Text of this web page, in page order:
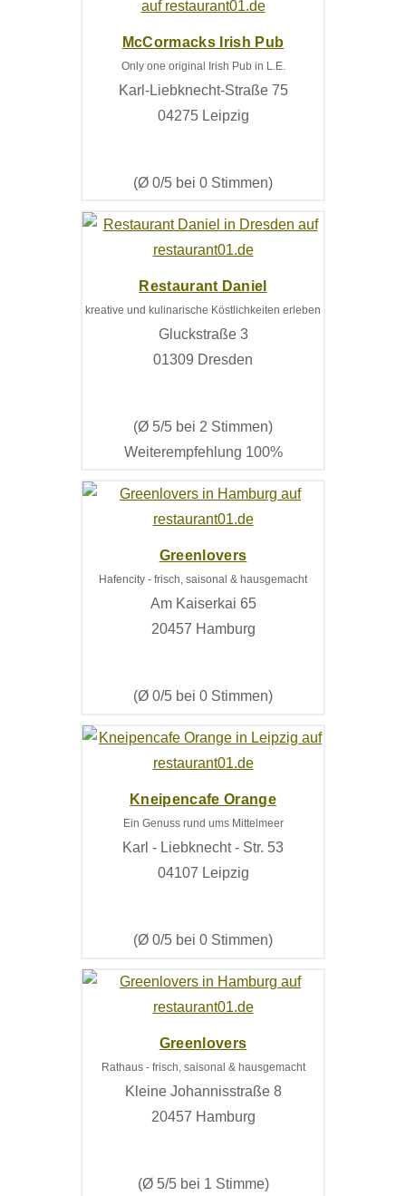
McCormacks Irish Pub
Only one original Irish Pub in L.E.
Karl-Liebknecht-Straße 75
04275 Leipzig
(Ø 0/5 bei 0 Stimmen)
Restaurant Daniel
kreative und kulinarische Köstlichkeiten erleben
Gluckstraße 3
01309 Dresden
(Ø 5/5 bei 2 Stimmen)
Weiterempfehlung 100%
Greenlovers
Hafencity - frisch, saisonal & hausgemacht
Am Kaiserkai 65
20457 Hamburg
(Ø 0/5 bei 0 Stimmen)
Kneipencafe Orange
Ein Genuss rund ums Mittelmeer
Karl - Liebknecht - Str. 53
04107 Leipzig
(Ø 0/5 bei 0 Stimmen)
Greenlovers
Rathaus - frisch, saisonal & hausgemacht
Kleine Johannisstraße 8
20457 Hamburg
(Ø 5/5 bei 1 Stimme)